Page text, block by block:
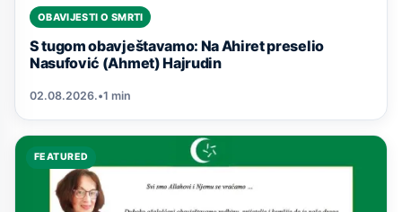
OBAVIJESTI O SMRTI
S tugom obavještavamo: Na Ahiret preselio
Nasufović (Ahmet) Hajrudin
02.08.2026.•1 min
FEATURED